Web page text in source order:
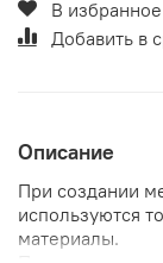
В избранное
Добавить в
Описание
При создании
используются
материалы.